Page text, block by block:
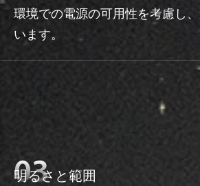
環境での電源の可用性を考慮し
います。
明るさと範囲